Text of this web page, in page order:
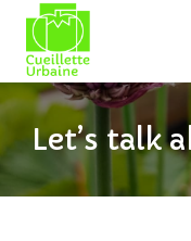
Let’s talk